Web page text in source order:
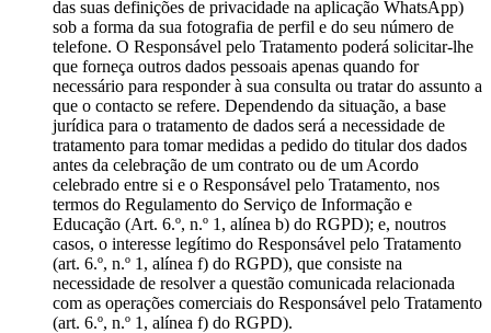
das suas definições de privacidade na aplicação WhatsApp)
sob a forma da sua fotografia de perfil e do seu número de
telefone. O Responsável pelo Tratamento poderá solicitar-lhe
que forneça outros dados pessoais apenas quando for
necessário para responder à sua consulta ou tratar do assunto a
que o contacto se refere. Dependendo da situação, a base
jurídica para o tratamento de dados será a necessidade de
tratamento para tomar medidas a pedido do titular dos dados
antes da celebração de um contrato ou de um Acordo
celebrado entre si e o Responsável pelo Tratamento, nos
termos do Regulamento do Serviço de Informação e
Educação (Art. 6.º, n.º 1, alínea b) do RGPD); e, noutros
casos, o interesse legítimo do Responsável pelo Tratamento
(art. 6.º, n.º 1, alínea f) do RGPD), que consiste na
necessidade de resolver a questão comunicada relacionada
com as operações comerciais do Responsável pelo Tratamento
(art. 6.º, n.º 1, alínea f) do RGPD).